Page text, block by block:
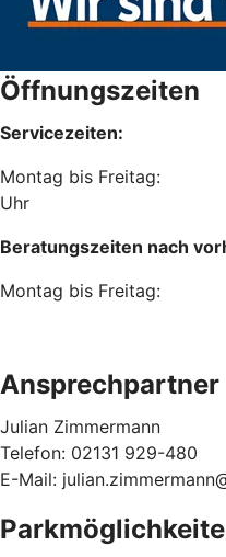
Öffnungszeiten
Servicezeiten:
Montag bis
Uhr
Beratungszeiten nach
Montag bis
Ansprechpartner
Julian Zimmermann
Telefon: 02131 929-480
E-Mail: